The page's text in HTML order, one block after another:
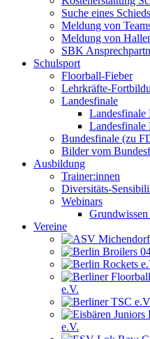
Suche eines
Meldung von
Meldung von
SBK
Schulsport
Floorball-Fieber
Lehrkräfte-
Landesfinale
Landesfinale
Landesfinale
Bundesfinale (zu
Bilder vom
Ausbildung
Trainer:innen
Diversitäts-
Webinars
Vereine
e.V.
e.V.